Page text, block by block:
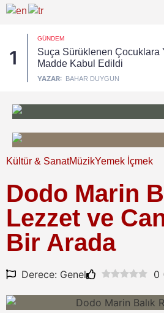
1
GÜNDEM
Suça Sürüklenen Çocuklara
Madde Kabul Edildi
YAZAR: BAHAR DUYGUN
Kültür & SanatMüzikYemek İçmek
Dodo Marin
Lezzet ve
Bir Arada
Derece: Genel 0